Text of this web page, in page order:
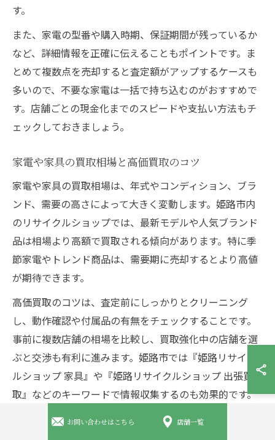
す。
また、家電の型番や購入時期、保証期間が残っているか
など、詳細情報を正確に伝えることもポイントです。ま
とめて複数点を売却すると査定額がアップするケースも
多いので、不要な家電は一括で持ち込むのがおすすめで
す。店舗ごとの現金化までのスピードや支払い方法もチ
ェックしておきましょう。
家電や家具の買取相場と高価買取のコツ
家電や家具の買取相場は、年式やコンディション、ブラ
ンド、需要の高さによって大きく変動します。姫路市内
のリサイクルショップでは、最新モデルや人気ブランド
品は相場より高額で買取される傾向があります。特に季
節家電やトレンド商品は、需要期に売却するとより高値
が期待できます。
高価買取のコツは、査定前にしっかりとクリーニング
し、動作確認や付属品の有無をチェックすることです。
事前に複数店舗の相場を比較し、買取強化中の店舗を選
ぶと交渉も有利に進みます。姫路市では『姫路リサイク
ルショップ 家具』や『姫路リサイクルショップ 出張買
取』などのキーワードで情報収集するのも効果的です。
姫路市で大型品を賢く売るポイント解説
お問い合わせはこちら 店舗一覧